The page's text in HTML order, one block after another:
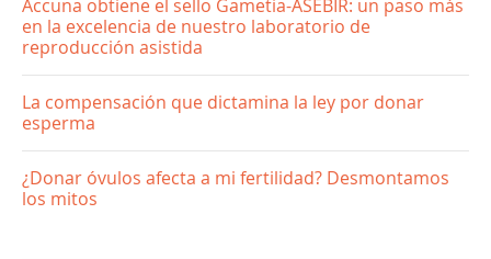
Accuna obtiene el sello Gametia-ASEBIR: un paso más
en la excelencia de nuestro laboratorio de
reproducción asistida
La compensación que dictamina la ley por donar
esperma
¿Donar óvulos afecta a mi fertilidad? Desmontamos
los mitos